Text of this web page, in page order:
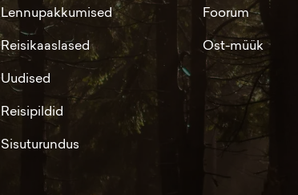
Lennupakkumised
Reisikaaslased
Uudised
Reisipildid
Sisuturundus
Foorum
Ost-müük